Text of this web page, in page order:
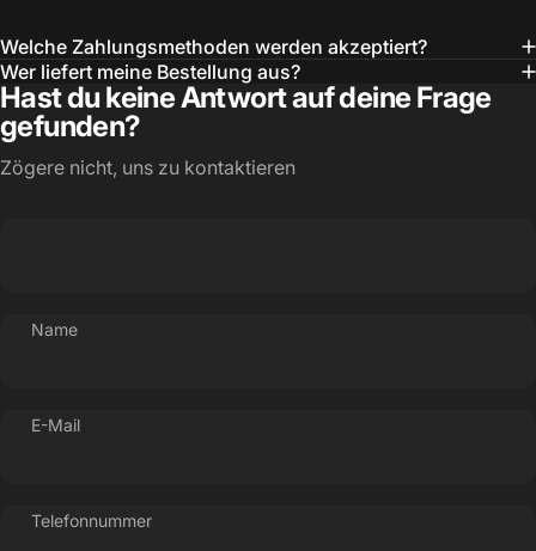
Welche Zahlungsmethoden werden akzeptiert?
Wer liefert meine Bestellung aus?
Hast du keine Antwort auf deine Frage
gefunden?
Zögere nicht, uns zu kontaktieren
Name
E-Mail
Telefonnummer